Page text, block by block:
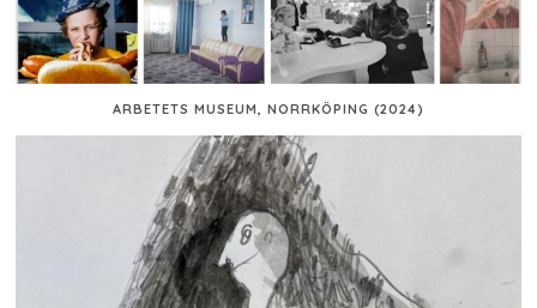
ARBETETS MUSEUM, NORRKÖPING (2024)